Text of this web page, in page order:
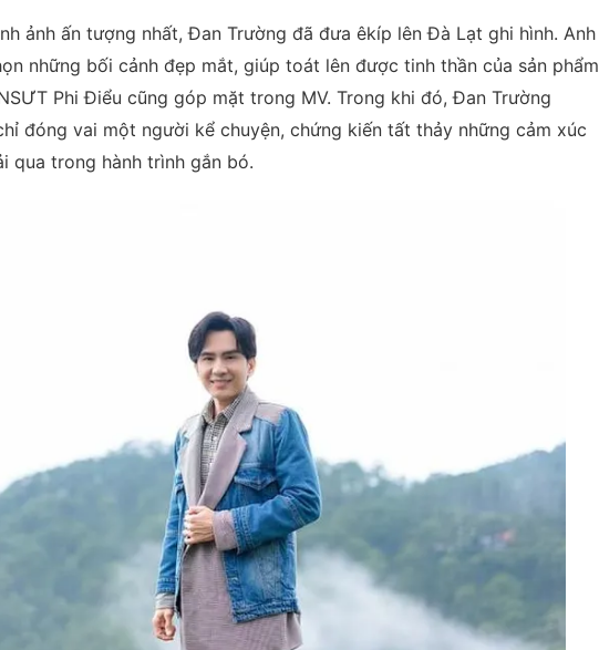
ảnh ấn tượng nhất, Đan Trường đã đưa êkíp lên Đà Lạt ghi hình. Anh
những bối cảnh đẹp mắt, giúp toát lên được tinh thần của sản phẩm
Phi Điểu cũng góp mặt trong MV. Trong khi đó, Đan Trường
đóng vai một người kể chuyện, chứng kiến tất thảy những cảm xúc
qua trong hành trình gắn bó.